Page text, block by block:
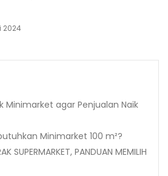
2024
Minimarket agar Penjualan Naik
Minimarket 100 m²?
SUPERMARKET, PANDUAN MEMILIH